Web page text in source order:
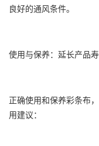
良好的通风条件。
使用与保养：延长产品
正确使用和保养彩条布
用建议：